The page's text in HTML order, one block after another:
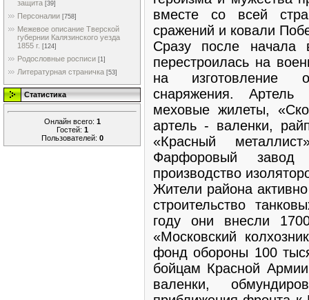
защита [39]
Персоналии [758]
Межевое описание Тверской
губернии Калязинского уезда
1855 г. [124]
Родословные росписи [1]
Литературная страничка [53]
Статистика
Онлайн всего: 1
Гостей: 1
Пользователей: 0
вместе со всей
сражений и ковали
Сразу после начала
перестроилась на
на изготовление
снаряжения. Артель
меховые жилеты,
артель - валенки,
«Красный
Фарфоровый
производство
Жители района
строительство
году они внесли
«Московский
фонд обороны 100
бойцам Красной
валенки,